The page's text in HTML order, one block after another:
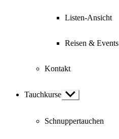
Listen-Ansicht
Reisen & Events
Kontakt
Tauchkurse Show
sub
Schnuppertauchen